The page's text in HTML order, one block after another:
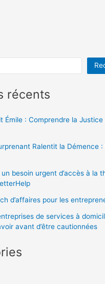
récents
Émile : Comprendre la
Ralentit la Démence
besoin urgent d’accès à la
d’affaires pour les
de services à
avant d’être cautionnées